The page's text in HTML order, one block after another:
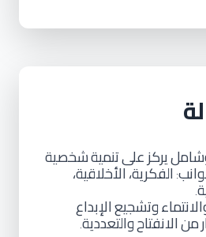
يركزعلى تنميةشخصية
:الفكرية،الأخلاقية،
.
وتشجيعالإبداع
منالانفتاحوالتعددية.